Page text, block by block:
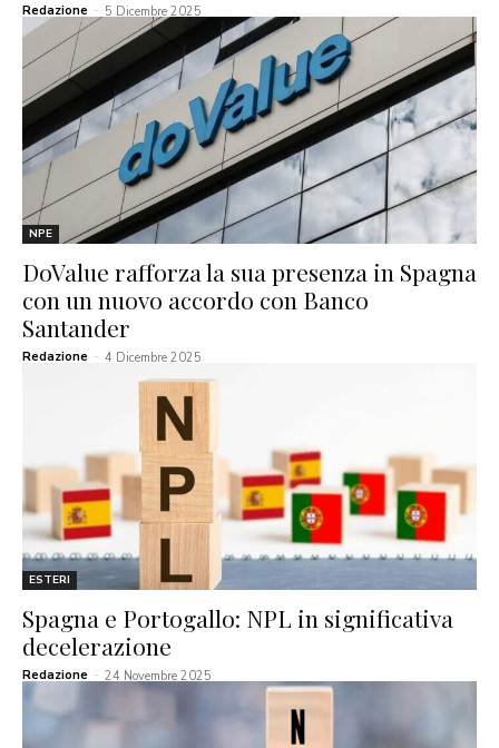
Redazione - 5 Dicembre 2025
NPE
DoValue rafforza la sua presenza in Spagna
con un nuovo accordo con Banco
Santander
Redazione - 4 Dicembre 2025
ESTERI
Spagna e Portogallo: NPL in significativa
decelerazione
Redazione - 24 Novembre 2025